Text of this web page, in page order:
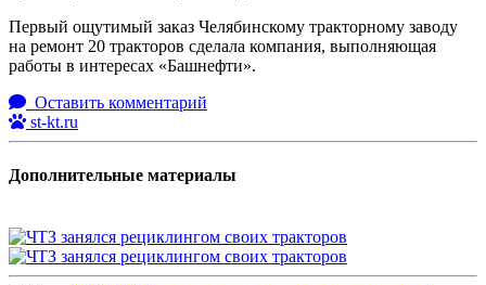
Первый ощутимый заказ Челябинскому тракторному заводу
на ремонт 20 тракторов сделала компания, выполняющая
работы в интересах «Башнефти».
Оставить комментарий
st-kt.ru
Дополнительные материалы